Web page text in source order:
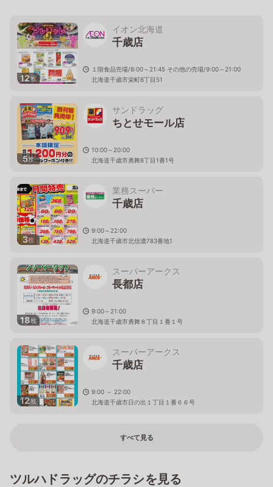
12枚
イオン北海道
千歳店
１階食品売場/8:00～21:45 その他の売場/9:00～21:00
北海道千歳市栄町6丁目51
5枚
サンドラッグ
ちとせモール店
10:00～20:00
北海道千歳市勇舞8丁目1番1号
3枚
業務スーパー
千歳店
9:00～22:00
北海道千歳市北信濃783番地1
18枚
スーパーアークス
長都店
9:00～21:00
北海道千歳市勇舞８丁目１番１号
12枚
スーパーアークス
千歳店
9:00 ～ 22:00
北海道千歳市日の出１丁目１番６６号
すべて見る
ツルハドラッグのチラシを見る